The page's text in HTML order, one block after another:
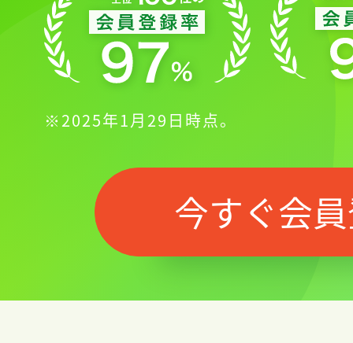
※2025年1月29日時点。
今すぐ会